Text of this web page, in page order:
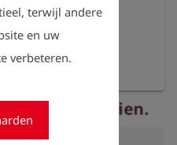
terwijl andere
en uw
verbeteren.
prijzen te zien.